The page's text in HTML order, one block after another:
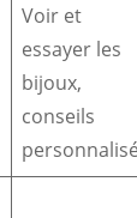
Voir et
essayer les
bijoux,
conseils